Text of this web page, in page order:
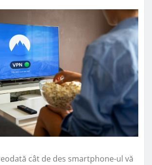
cât de des smartphone-ul vă